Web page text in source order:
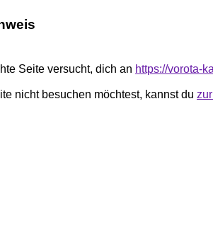
Seite versucht, dich an https://vorota-
nicht besuchen möchtest, kannst du